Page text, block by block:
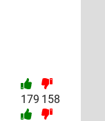
179 158